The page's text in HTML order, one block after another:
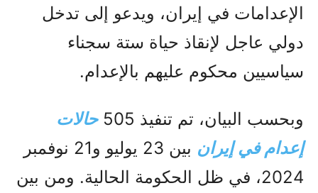
الإعدامات في إيران، ويدعو إلى تدخل
دولي عاجل لإنقاذ حياة ستة سجناء
سياسيين محكوم عليهم بالإعدام.
وبحسب البيان، تم تنفيذ 505
حالات
إعدام في إيران
بين 23 يوليو و21 نوفمبر
2024، في ظل الحكومة الحالية. ومن بين